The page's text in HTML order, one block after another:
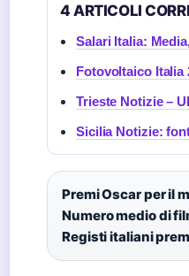
4 ARTICOLI
Salari Italia:
Fotovoltaico Italia
Trieste Notizie –
Sicilia Notizie:
Premi Oscar per il
Numero medio di
Registi italiani